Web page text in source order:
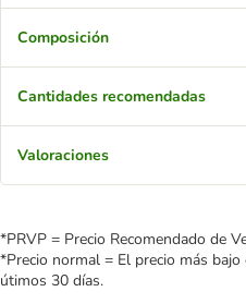
Composición
Cantidades recomendadas
Valoraciones
*PRVP = Precio Recomendado de
*Precio normal = El precio más
útimos 30 días.